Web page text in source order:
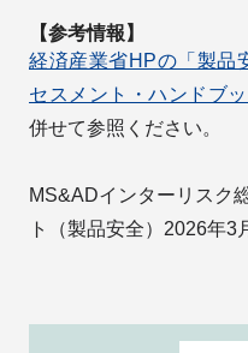
【参考情報】
経済産業省HPの「製品
セスメント・ハンドブ
併せて参照ください。
MS&ADインターリスク
ト（製品安全）2026年3